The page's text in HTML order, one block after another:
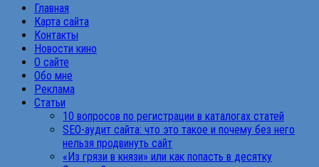
Главная
Карта сайта
Контакты
Новости кино
О сайте
Обо мне
Реклама
Статьи
10 вопросов по регистрации в каталогах статей
SEO-аудит сайта: что это такое и почему без него
нельзя продвинуть сайт
«Из грязи в князи» или как попасть в десятку